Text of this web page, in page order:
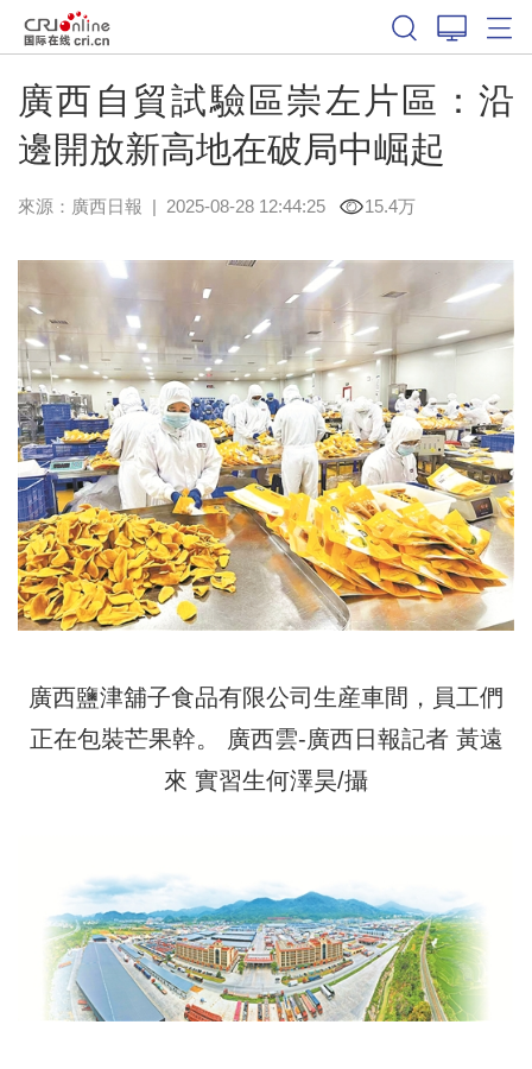
廣西自貿試驗區崇左片區：沿
邊開放新高地在破局中崛起
來源： 廣西日報 | 2025-08-28 12:44:25 15.4万
廣西鹽津舖子食品有限公司生産車間，員工們
正在包裝芒果幹。 廣西雲-廣西日報記者 黃遠
來 實習生何澤昊/攝